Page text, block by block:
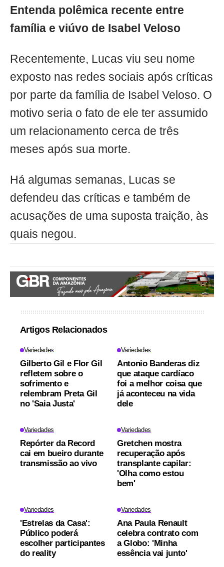
Entenda polêmica recente entre
família e viúvo de Isabel Veloso
Recentemente, Lucas viu seu nome
exposto nas redes sociais após críticas
por parte da família de Isabel Veloso. O
motivo seria o fato de ele ter assumido
um relacionamento cerca de três
meses após sua morte.
Há algumas semanas, Lucas se
defendeu das críticas e também de
acusações de uma suposta traição, às
quais negou.
Artigos Relacionados
Variedades
Gilberto Gil e Flor Gil
refletem sobre o
sofrimento e
relembram Preta Gil
no 'Saia Justa'
Variedades
Antonio Banderas diz
que ataque cardíaco
foi a melhor coisa que
já aconteceu na vida
dele
Variedades
Repórter da Record
cai em bueiro durante
transmissão ao vivo
Variedades
Gretchen mostra
recuperação após
transplante capilar:
'Olha como estou
bem'
Variedades
'Estrelas da Casa':
Público poderá
escolher participantes
do reality
Variedades
Ana Paula Renault
celebra contrato com
a Globo: 'Minha
essência vai junto'